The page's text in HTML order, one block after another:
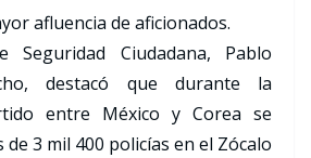
afluencia de aficionados.
Seguridad Ciudadana, Pablo
destacó que durante la
entre México y Corea se
3 mil 400 policías en el Zócalo